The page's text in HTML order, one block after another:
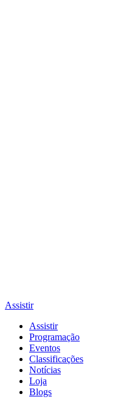
Assistir
Assistir
Programação
Eventos
Classificações
Notícias
Loja
Blogs